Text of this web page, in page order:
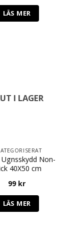
LÄS MER
I LAGER
Non-
40X50 cm
99 kr
LÄS MER